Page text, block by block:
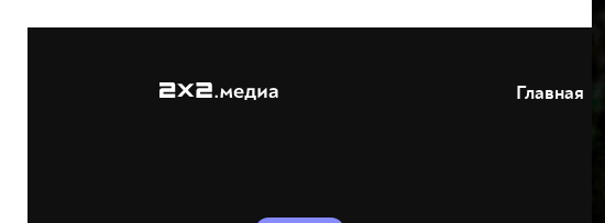
Главная